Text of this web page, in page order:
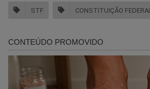
STF CONSTITUIÇÃO FEDERAL